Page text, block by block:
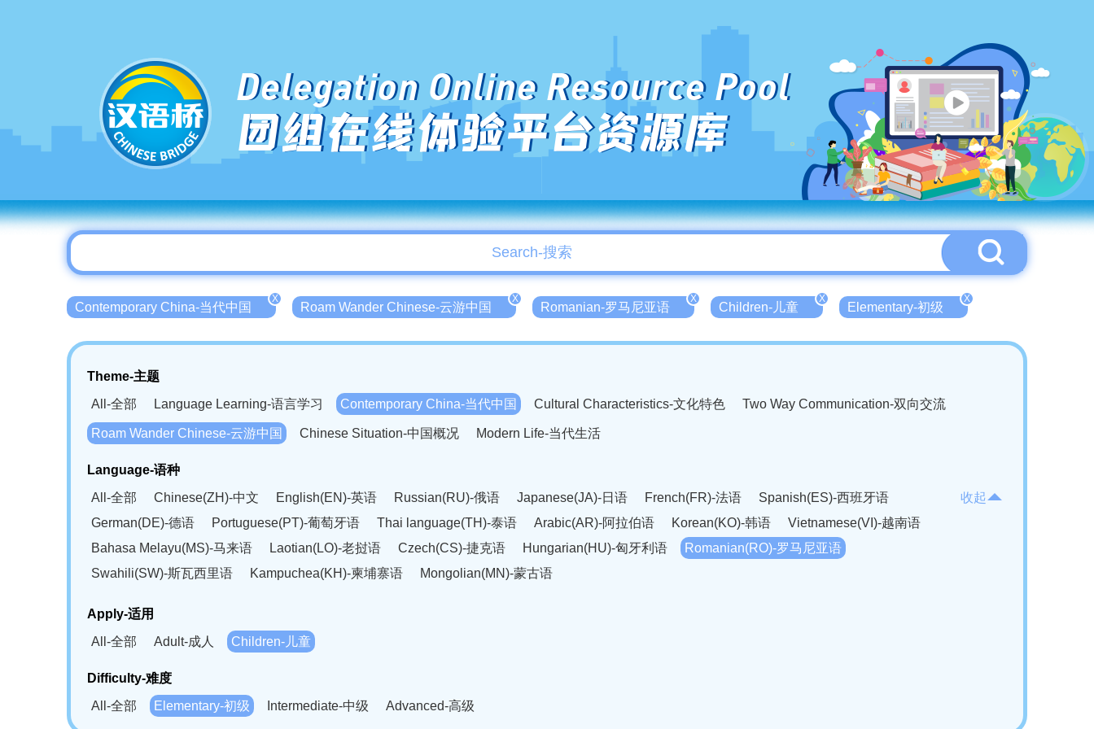
Delegation Online Resource Pool
团组在线体验平台资源库
Contemporary China-当代中国
X
Roam Wander Chinese-云游中国
X
Romanian-罗马尼亚语
X
Children-儿童
X
Elementary-初级
X
Theme-主题
All-全部
Language Learning-语言学习 Contemporary China-当代中国 Cultural Characteristics-文化特色 Two Way Communication-双向交流
Roam Wander Chinese-云游中国 Chinese Situation-中国概况 Modern Life-当代生活
Language-语种
All-全部
Chinese(ZH)-中文 English(EN)-英语 Russian(RU)-俄语 Japanese(JA)-日语 French(FR)-法语
Spanish(ES)-西班牙语
German(DE)-德语
Portuguese(PT)-葡萄牙语 Thai language(TH)-泰语 Arabic(AR)-阿拉伯语 Korean(KO)-韩语
Vietnamese(VI)-越南语
Bahasa Melayu(MS)-马来语
Laotian(LO)-老挝语 Czech(CS)-捷克语 Hungarian(HU)-匈牙利语
Romanian(RO)-罗马尼亚语
Swahili(SW)-斯瓦西里语
Kampuchea(KH)-柬埔寨语 Mongolian(MN)-蒙古语
收起
Apply-适用
All-全部
Adult-成人 Children-儿童
Difficulty-难度
All-全部
Elementary-初级 Intermediate-中级 Advanced-高级